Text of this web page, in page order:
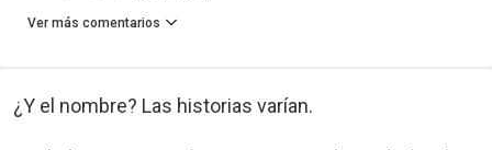
Ver más comentarios
¿Y el nombre? Las historias varían.